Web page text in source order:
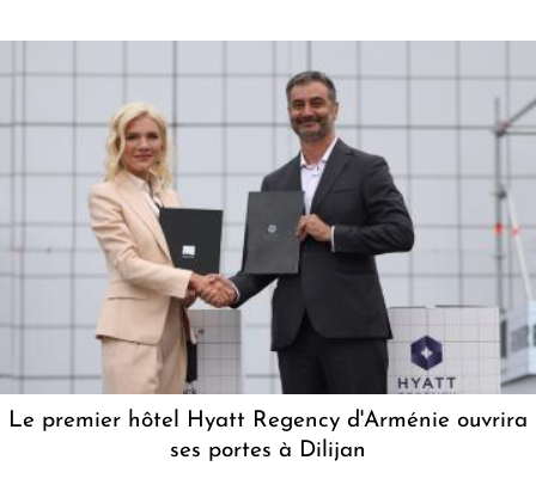
Le premier hôtel Hyatt Regency d'Arménie ouvrira
ses portes à Dilijan